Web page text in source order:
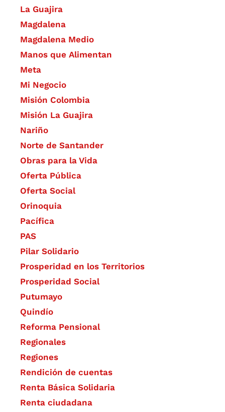
La Guajira
Magdalena
Magdalena Medio
Manos que Alimentan
Meta
Mi Negocio
Misión Colombia
Misión La Guajira
Nariño
Norte de Santander
Obras para la Vida
Oferta Pública
Oferta Social​​
Orinoquia
Pacífica
PAS
Pilar Solidario
Prosperidad en los Territorios
Prosperidad Social
Putumayo
Quindío
Reforma Pensional
Regionales
Regiones
Rendición de cuentas
Renta Básica Solidaria
Renta ciudadana